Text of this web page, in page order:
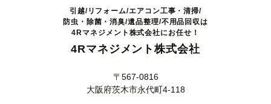
引越/リフォーム/エアコン工事・清掃/
防虫・除菌・消臭/遺品整理/不用品回収は
4Rマネジメント株式会社にお任せ！
4Rマネジメント株式会社
〒567-0816
大阪府茨木市永代町4-118